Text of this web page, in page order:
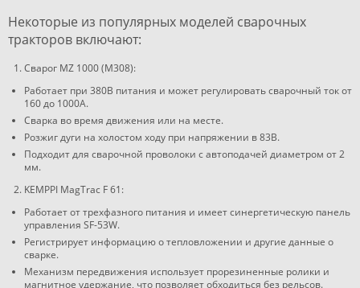
Некоторые из популярных моделей сварочных
тракторов включают:
Сварог MZ 1000 (M308):
Работает при 380В питания и может регулировать сварочный ток от
160 до 1000А.
Сварка во время движения или на месте.
Розжиг дуги на холостом ходу при напряжении в 83В.
Подходит для сварочной проволоки с автоподачей диаметром от 2
мм.
KEMPPI MagTrac F 61:
Работает от трехфазного питания и имеет синергетическую панель
управления SF-53W.
Регистрирует информацию о тепловложении и другие данные о
сварке.
Механизм передвижения использует прорезиненные ролики и
магнитное удержание, что позволяет обходиться без рельсов.